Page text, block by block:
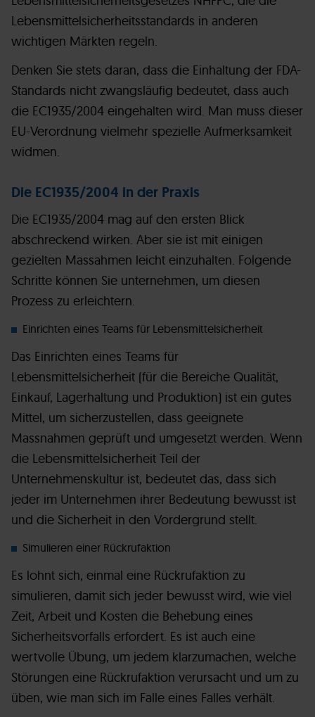
Lebensmittelsicherheitsstandards in anderen
wichtigen Märkten regeln.
Denken Sie stets daran, dass die Einhaltung der FDA-
Standards nicht zwangsläufig bedeutet, dass auch
die EC1935/2004 eingehalten wird. Man muss dieser
EU-Verordnung vielmehr spezielle Aufmerksamkeit
widmen.
Die EC1935/2004 in der Praxis
Die EC1935/2004 mag auf den ersten Blick
abschreckend wirken. Aber sie ist mit einigen
gezielten Massahmen leicht einzuhalten. Folgende
Schritte können Sie unternehmen, um diesen
Prozess zu erleichtern.
Einrichten eines Teams für Lebensmittelsicherheit
Das Einrichten eines Teams für
Lebensmittelsicherheit (für die Bereiche Qualität,
Einkauf, Lagerhaltung und Produktion) ist ein gutes
Mittel, um sicherzustellen, dass geeignete
Massnahmen geprüft und umgesetzt werden. Wenn
die Lebensmittelsicherheit Teil der
Unternehmenskultur ist, bedeutet das, dass sich
jeder im Unternehmen ihrer Bedeutung bewusst ist
und die Sicherheit in den Vordergrund stellt.
Simulieren einer Rückrufaktion
Es lohnt sich, einmal eine Rückrufaktion zu
simulieren, damit sich jeder bewusst wird, wie viel
Zeit, Arbeit und Kosten die Behebung eines
Sicherheitsvorfalls erfordert. Es ist auch eine
wertvolle Übung, um jedem klarzumachen, welche
Störungen eine Rückrufaktion verursacht und um zu
üben, wie man sich im Falle eines Falles verhält.